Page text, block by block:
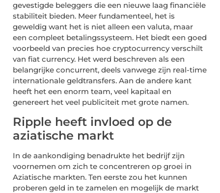
gevestigde beleggers die een nieuwe laag financiële
stabiliteit bieden. Meer fundamenteel, het is
geweldig want het is niet alleen een valuta, maar
een compleet betalingssysteem. Het biedt een goed
voorbeeld van precies hoe cryptocurrency verschilt
van fiat currency. Het werd beschreven als een
belangrijke concurrent, deels vanwege zijn real-time
internationale geldtransfers. Aan de andere kant
heeft het een enorm team, veel kapitaal en
genereert het veel publiciteit met grote namen.
Ripple heeft invloed op de
aziatische markt
In de aankondiging benadrukte het bedrijf zijn
voornemen om zich te concentreren op groei in
Aziatische markten. Ten eerste zou het kunnen
proberen geld in te zamelen en mogelijk de markt